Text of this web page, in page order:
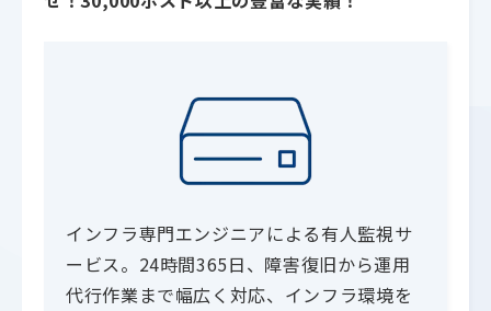
インフラ専門エンジニアによる有人監視サ
ービス。24時間365日、障害復旧から運用
代行作業まで幅広く対応、インフラ環境を